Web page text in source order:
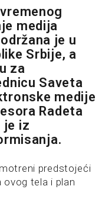
medija
je u
Srbije, a
za
Saveta
medije
Radeta
je iz
predstojeći
ovog tela i plan